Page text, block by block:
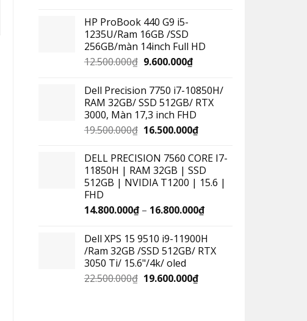
HP ProBook 440 G9 i5-
1235U/Ram 16GB /SSD
256GB/màn 14inch Full HD
12.500.000₫ 9.600.000₫
Dell Precision 7750 i7-10850H/
RAM 32GB/ SSD 512GB/ RTX
3000, Màn 17,3 inch FHD
19.500.000₫ 16.500.000₫
DELL PRECISION 7560 CORE I7-
11850H | RAM 32GB | SSD
512GB | NVIDIA T1200 | 15.6 |
FHD
14.800.000₫– 16.800.000₫
Dell XPS 15 9510 i9-11900H
/Ram 32GB /SSD 512GB/ RTX
3050 Ti/ 15.6"/4k/ oled
22.500.000₫ 19.600.000₫